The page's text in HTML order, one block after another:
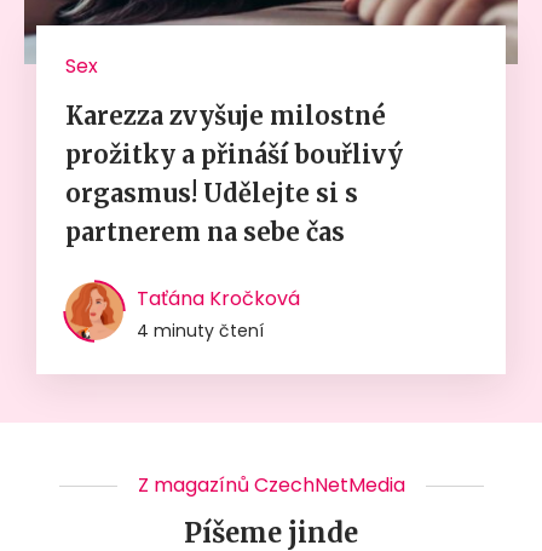
Sex
Karezza zvyšuje milostné
prožitky a přináší bouřlivý
orgasmus! Udělejte si s
partnerem na sebe čas
Taťána Kročková
4 minuty čtení
Z magazínů CzechNetMedia
Píšeme jinde